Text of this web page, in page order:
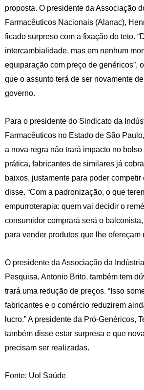
proposta. O presidente da Associação
Farmacêuticos Nacionais (Alanac),
ficado surpreso com a fixação do teto.
intercambialidade, mas em nenhum
equiparação com preço de genéricos”,
que o assunto terá de ser novamente
governo.
Para o presidente do Sindicato da
Farmacêuticos no Estado de São
a nova regra não trará impacto no bolso
prática, fabricantes de similares já
baixos, justamente para poder competir
disse. “Com a padronização, o que
empurroterapia: quem vai decidir o
consumidor comprará será o
para vender produtos que lhe ofereçam
O presidente da Associação da
Pesquisa, Antonio Brito, também tem
trará uma redução de preços. “Isso
fabricantes e o comércio reduzirem
lucro.” A presidente da Pró-Genéricos,
também disse estar surpresa e que
precisam ser realizadas.
Fonte: Uol Saúde